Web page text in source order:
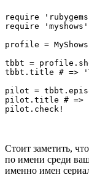
require
require 'myshows'
profile =
tbbt =
tbbt.title # =>
pilot =
pilot.title # =>
Стоит заметить,
по имени среди
именно имен